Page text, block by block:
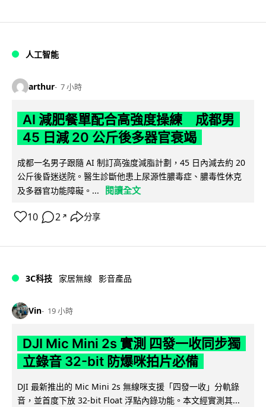
人工智能
arthur 7 小時
AI 減肥餐單配合高強度操練 成都男
45 日減 20 公斤後多器官衰竭
成都一名男子跟隨 AI 制訂高強度減脂計劃，45 日內減去約 20
公斤後昏迷送院。醫生診斷他患上尿源性膿毒症、膿毒性休克
及多器官功能障礙。...
閱讀全文
10 2 ↗ 分享
3C科技 家居無線 影音產品
Vin 19 小時
DJI Mic Mini 2s 實測 四發一收同步獨
立錄音 32-bit 防爆咪拍片必備
DJI 最新推出的 Mic Mini 2s 無線咪支援「四發一收」分軌錄
音，並首度下放 32-bit Float 浮點內錄功能。本文經實測其...